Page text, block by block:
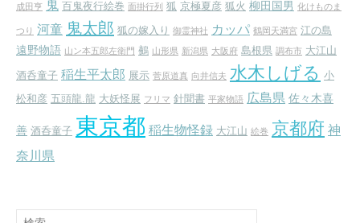
成田亨 鬼 百鬼夜行絵巻 面掛行列 狐 京極夏彦 狐火 柳田国男 化けものま
つり 河童 鬼太郎 狐の嫁入り 御霊神社 カッパ 鶴岡天満宮 江の島
遠野物語 山ン本五郎左衛門 鵺 山形県 新潟県 大阪府 島根県 調布市 大江山
酒呑童子 稲生平太郎 展示 菅原道真 向井信夫 水木しげる 小
松和彦 五頭龍.龍 大妖怪展 フリマ 針聞書 平家物語 広島県 佐々木喜
善 酒呑童子 東京都 稲生物怪録 大江山 絵巻 京都府 神
奈川県
検